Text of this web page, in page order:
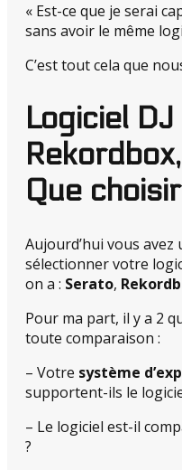
« Est-ce que je serai
sans avoir le même
C’est tout cela que
Logiciel
Que
Aujourd’hui vous
sélectionner votre
on a : Serato,
Pour ma part, il y a 2
toute comparaison :
– Votre système
supportent-ils le
– Le logiciel est-il
?